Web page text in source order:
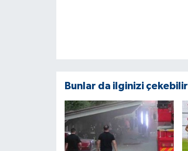
Bunlar da ilginizi çekebilir